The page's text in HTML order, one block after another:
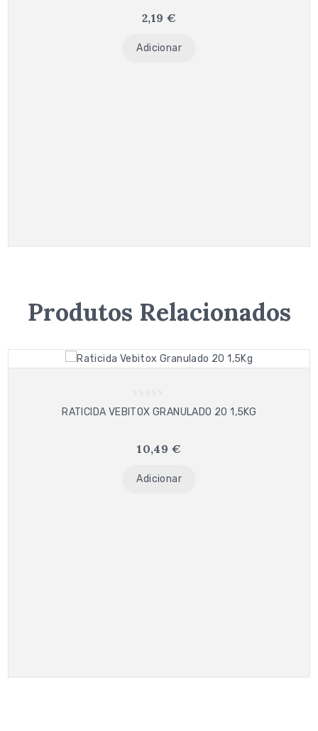
2,19 €
Adicionar
Produtos Relacionados
out
RATICIDA VEBITOX GRANULADO 20 1,5KG
10,49 €
Adicionar